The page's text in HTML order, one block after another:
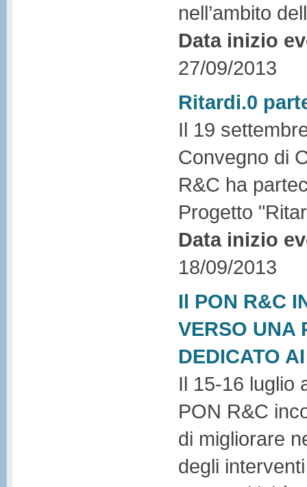
nell’ambito
Data inizio
27/09/2013
Ritardi.0
Il 19
Convegno di
R&C ha
Progetto
Data inizio
18/09/2013
Il PON R&C
VERSO UNA
DEDICATO
Il 15-16 luglio
PON R&C
di migliorare
degli